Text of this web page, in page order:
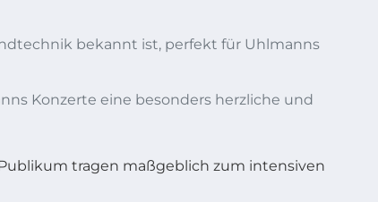
bekannt ist, perfekt für Uhlmanns
Konzerte eine besonders herzliche und
tragen maßgeblich zum intensiven